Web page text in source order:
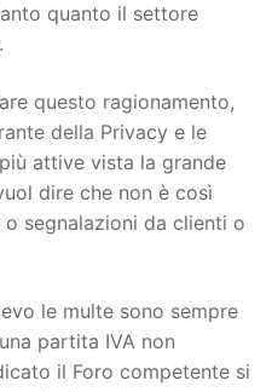
quanto il settore
questo ragionamento,
della Privacy e le
attive vista la grande
dire che non è così
segnalazioni da clienti o
le multe sono sempre
partita IVA non
il Foro competente si